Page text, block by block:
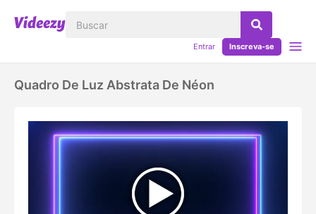
Entrar Inscreva-se
Quadro De Luz Abstrata De Néon